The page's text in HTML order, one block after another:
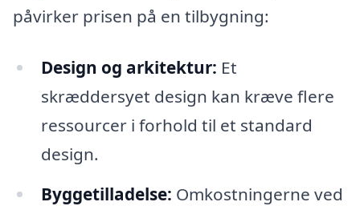
påvirker prisen på en tilbygning:
Design og arkitektur: Et
skræddersyet design kan kræve flere
ressourcer i forhold til et standard
design.
Byggetilladelse: Omkostningerne ved